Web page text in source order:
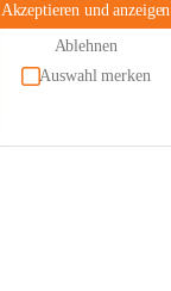
Akzeptieren und anzeigen
Ablehnen
Auswahl merken